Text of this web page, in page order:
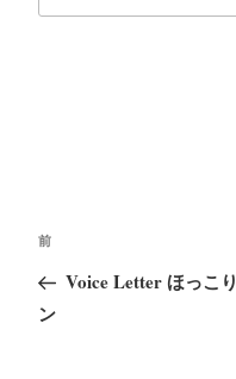
投
ナ
ビ
前
の
投
前
Voice Letter ほっこ
ン